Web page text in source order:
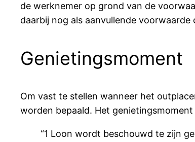
de werknemer op grond van de
daarbij nog als aanvullende
Genietingsmoment
Om vast te stellen wanneer het
worden bepaald. Het
“1 Loon wordt beschouwd te zijn